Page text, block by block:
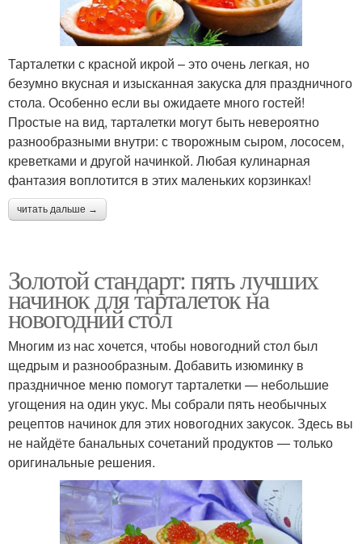
Тарталетки с красной икрой – это очень легкая, но
безумно вкусная и изысканная закуска для праздничного
стола. Особенно если вы ожидаете много гостей!
Простые на вид, тарталетки могут быть невероятно
разнообразными внутри: с творожным сыром, лососем,
креветками и другой начинкой. Любая кулинарная
фантазия воплотится в этих маленьких корзинках!
читать дальше →
Золотой стандарт: пять лучших
начинок для тарталеток на
новогодний стол
Многим из нас хочется, чтобы новогодний стол был
щедрым и разнообразным. Добавить изюминку в
праздничное меню помогут тарталетки — небольшие
угощения на один укус. Мы собрали пять необычных
рецептов начинок для этих новогодних закусок. Здесь вы
не найдёте банальных сочетаний продуктов — только
оригинальные решения.